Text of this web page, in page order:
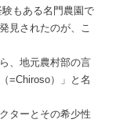
もある名門農園で
見されたのが、こ
、地元農村部の言
=Chiroso）」と名
ターとその希少性